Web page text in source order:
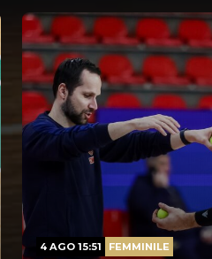
4 AGO 15:51 FEMMINILE